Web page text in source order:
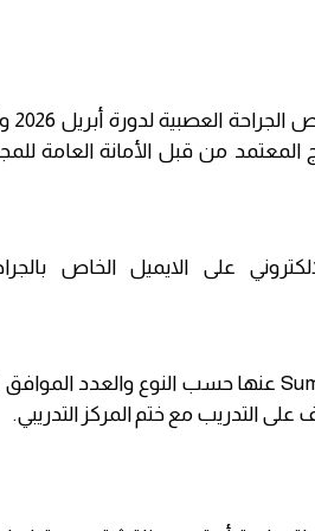
يعلن
من قبل الأمانة العامة
على الايميل الخاص
عنها حسب النوع والعدد
التدريب مع ختم المركز التدريبي.